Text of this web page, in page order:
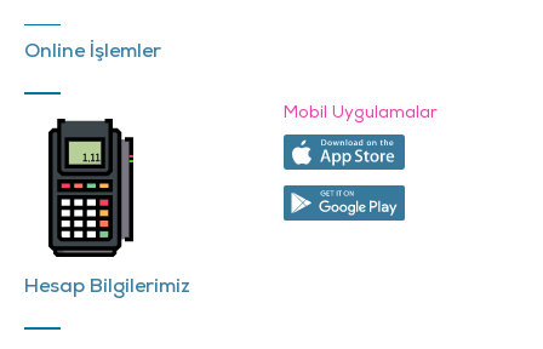
Online İşlemler
Mobil Uygulamalar
Hesap Bilgilerimiz